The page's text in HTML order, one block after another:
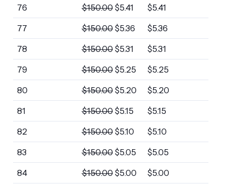
76 $150.00 $5.41 $5.41
77 $150.00 $5.36 $5.36
78 $150.00 $5.31 $5.31
79 $150.00 $5.25 $5.25
80 $150.00 $5.20 $5.20
81 $150.00 $5.15 $5.15
82 $150.00 $5.10 $5.10
83 $150.00 $5.05 $5.05
84 $150.00 $5.00 $5.00